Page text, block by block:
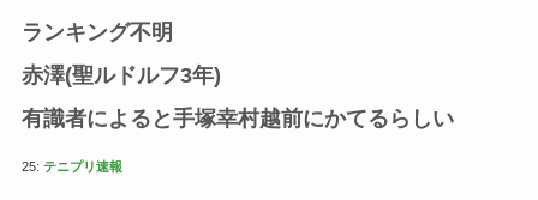
ランキング不明
赤澤(聖ルドルフ3年)
有識者によると手塚幸村越前にかてるらしい
25: テニプリ速報